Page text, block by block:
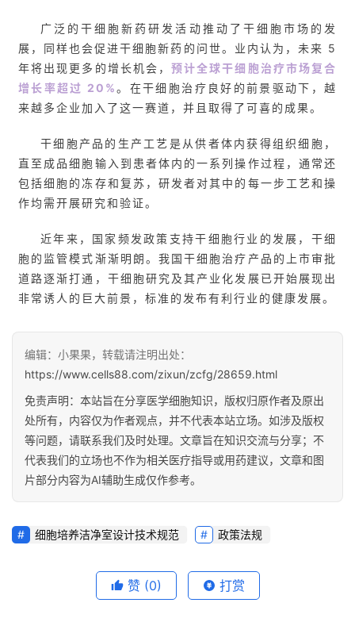
再
生
医
学
临
床
转
会
展
关
于
我
们
登录 注册
广泛的干细胞新药研发活动推动了干细胞市场的发
展，同样也会促进干细胞新药的问世。业内认为，未来 5
年将出现更多的增长机会， 预计全球干细胞治疗市场复合
增长率超过 20%。在干细胞治疗良好的前景驱动下，越
来越多企业加入了这一赛道，并且取得了可喜的成果。
干细胞产品的生产工艺是从供者体内获得组织细胞，
直至成品细胞输入到患者体内的一系列操作过程，通常还
包括细胞的冻存和复苏，研发者对其中的每一步工艺和操
作均需开展研究和验证。
近年来，国家频发政策支持干细胞行业的发展，干细
胞的监管模式渐渐明朗。我国干细胞治疗产品的上市审批
道路逐渐打通，干细胞研究及其产业化发展已开始展现出
非常诱人的巨大前景，标准的发布有利行业的健康发展。
编辑：小果果，转载请注明出处：
https://www.cells88.com/zixun/zcfg/28659.html
免责声明：本站旨在分享医学细胞知识，版权归原作者及原出
处所有，内容仅为作者观点，并不代表本站立场。如涉及版权
等问题，请联系我们及时处理。文章旨在知识交流与分享；不
代表我们的立场也不作为相关医疗指导或用药建议，文章和图
片部分内容为AI辅助生成仅作参考。
细胞培养洁净室设计技术规范 政策法规
赞 (0) 打赏